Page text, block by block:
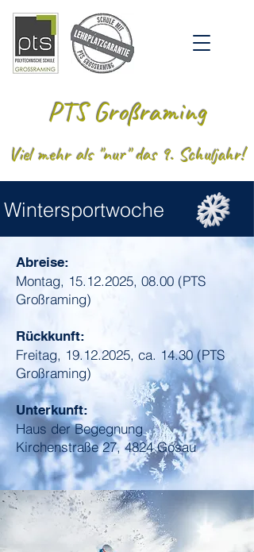
PTS Großraming
Viel mehr als "nur" das 9. Schuljahr!
Wintersportwoche
Abreise:
Montag, 15.12.2025, 08.00 (PTS
Großraming)
Rückkunft:
Freitag, 19.12.2025, ca. 14.30 (PTS
Großraming)
Unterkunft:
Haus der Begegnung
Kirchenstraße 27, 4824 Gosau